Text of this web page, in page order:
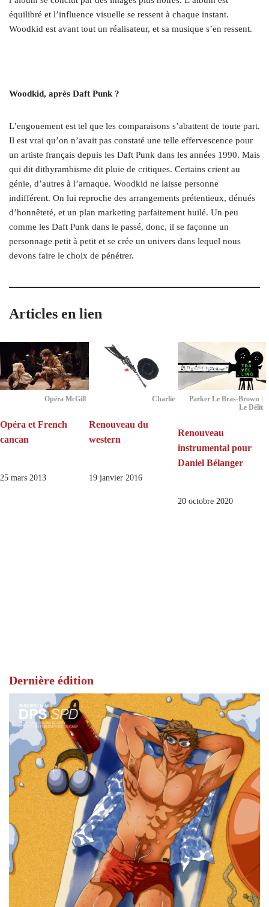
équilibré et l’influence visuelle se ressent à chaque instant.
Woodkid est avant tout un réalisateur, et sa musique s’en ressent.
Woodkid, après Daft Punk ?
L’engouement est tel que les comparaisons s’abattent de toute part.
Il est vrai qu’on n’avait pas constaté une telle effervescence pour
un artiste français depuis les Daft Punk dans les années 1990. Mais
qui dit dithyrambisme dit pluie de critiques. Certains crient au
génie, d’autres à l’arnaque. Woodkid ne laisse personne
indifférent. On lui reproche des arrangements prétentieux, dénués
d’honnêteté, et un plan marketing parfaitement huilé. Un peu
comme les Daft Punk dans le passé, donc, il se façonne un
personnage petit à petit et se crée un univers dans lequel nous
devons faire le choix de pénétrer.
Articles en lien
Opéra McGill
Opéra et French
cancan
25 mars 2013
Charlie
Renouveau du
western
19 janvier 2016
Parker Le Bras-Brown |
Le Délit
Renouveau
instrumental pour
Daniel Bélanger
20 octobre 2020
Dernière édition